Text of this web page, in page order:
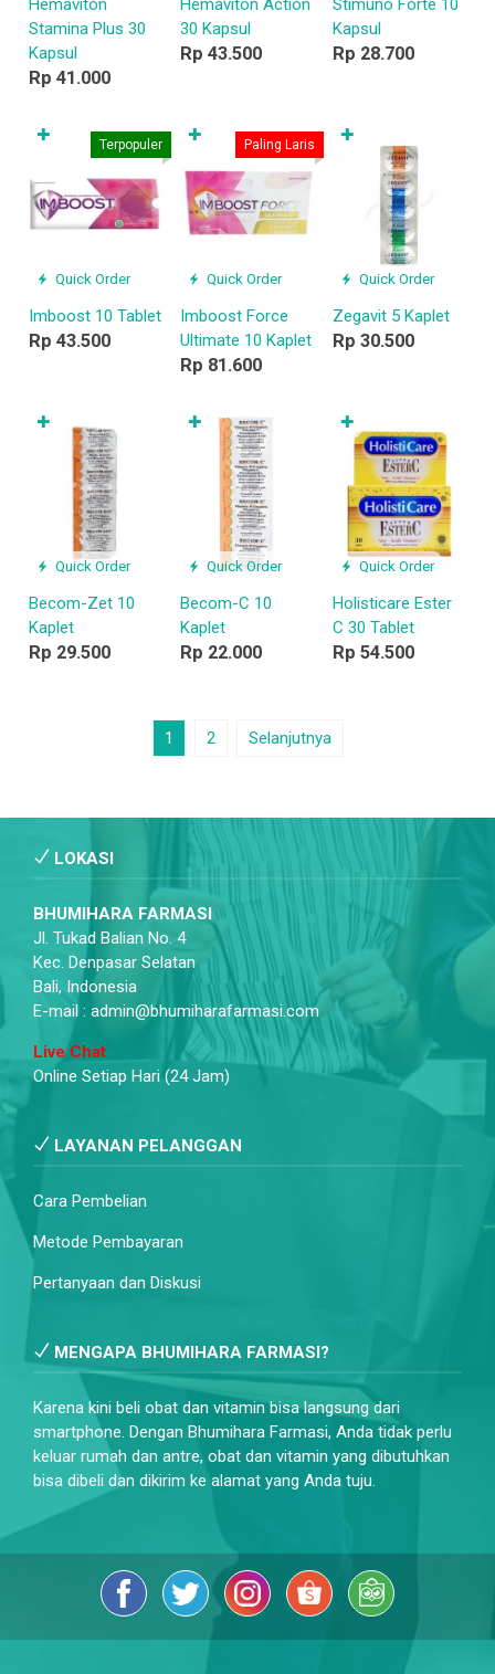
Stamina Plus 30
Kapsul
Rp 41.000
30 Kapsul
Rp 43.500
Kapsul
Rp 28.700
Quick Order
Terpopuler
Imboost 10 Tablet
Rp 43.500
✚
Quick Order
Paling Laris
Imboost Force
Ultimate 10 Kaplet
Rp 81.600
✚
Quick Order
Zegavit 5 Kaplet
Rp 30.500
✚
Quick Order
Becom-Zet 10
Kaplet
Rp 29.500
✚
Quick Order
Becom-C 10
Kaplet
Rp 22.000
✚
Quick Order
Holisticare Ester
C 30 Tablet
Rp 54.500
✚
1 2 Selanjutnya
LOKASI
BHUMIHARA FARMASI
Jl. Tukad Balian No. 4
Kec. Denpasar Selatan
Bali, Indonesia
E-mail : admin@bhumiharafarmasi.com
Live Chat
Online Setiap Hari (24 Jam)
LAYANAN PELANGGAN
Cara Pembelian
Metode Pembayaran
Pertanyaan dan Diskusi
MENGAPA BHUMIHARA FARMASI?
Karena kini beli obat dan vitamin bisa langsung dari
smartphone. Dengan Bhumihara Farmasi, Anda tidak perlu
keluar rumah dan antre, obat dan vitamin yang dibutuhkan
bisa dibeli dan dikirim ke alamat yang Anda tuju.